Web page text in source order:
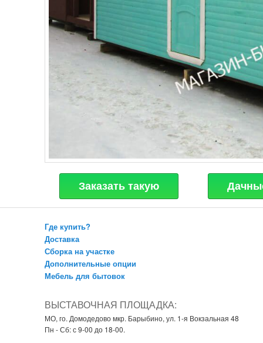
Заказать такую
Где купить?
Доставка
Сборка на участке
Дополнительные опции
Мебель для бытовок
ВЫСТАВОЧНАЯ ПЛОЩАДКА:
МО, го. Домодедово мкр. Барыбино, ул. 1-я Вокзальная 48
Пн - Сб: с 9-00 до 18-00.